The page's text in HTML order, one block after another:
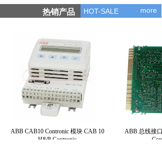
more
热销产品 HOT-SALE
ABB CAB10 Contronic 模块 CAB 10
H&B Contronic
ABB 总线接口